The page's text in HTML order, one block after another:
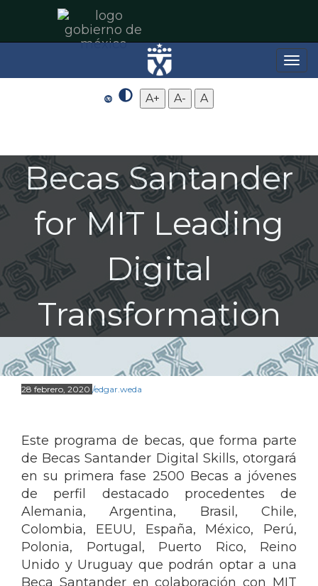
A+ A- A
Toggle
Becas Santander
for MIT Leading
Digital
Transformation
28 febrero, 2020 /edgar.weda
Este programa de becas, que forma parte
de Becas Santander Digital Skills, otorgará
en su primera fase 2500 Becas a jóvenes
de perfil destacado procedentes de
Alemania, Argentina, Brasil, Chile,
Colombia, EEUU, España, México, Perú,
Polonia, Portugal, Puerto Rico, Reino
Unido y Uruguay que podrán optar a una
Beca Santander en colaboración con MIT